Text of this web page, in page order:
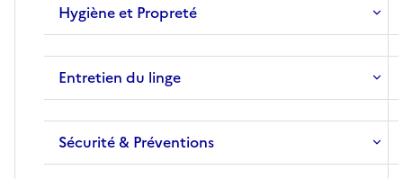
Hygiène et Propreté
Entretien du linge
Sécurité & Préventions